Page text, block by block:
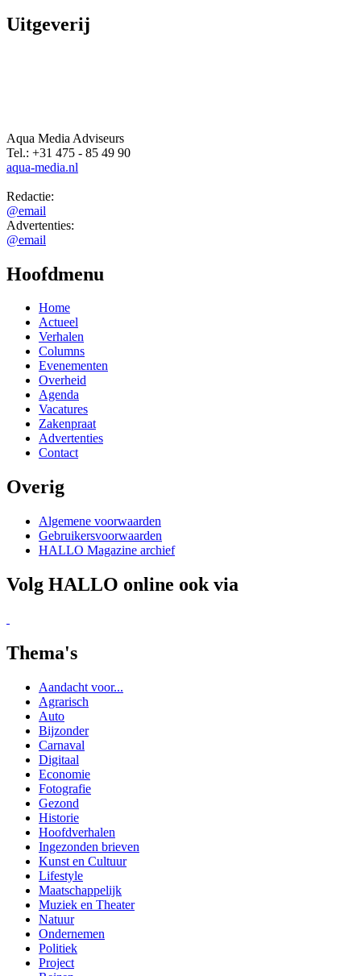
Uitgeverij
Aqua Media Adviseurs
Tel.: +31 475 - 85 49 90
aqua-media.nl
Redactie:
@email
Advertenties:
@email
Hoofdmenu
Home
Actueel
Verhalen
Columns
Evenementen
Overheid
Agenda
Vacatures
Zakenpraat
Advertenties
Contact
Overig
Algemene voorwaarden
Gebruikersvoorwaarden
HALLO Magazine archief
Volg HALLO online ook via
Thema's
Aandacht voor...
Agrarisch
Auto
Bijzonder
Carnaval
Digitaal
Economie
Fotografie
Gezond
Historie
Hoofdverhalen
Ingezonden brieven
Kunst en Cultuur
Lifestyle
Maatschappelijk
Muziek en Theater
Natuur
Ondernemen
Politiek
Project